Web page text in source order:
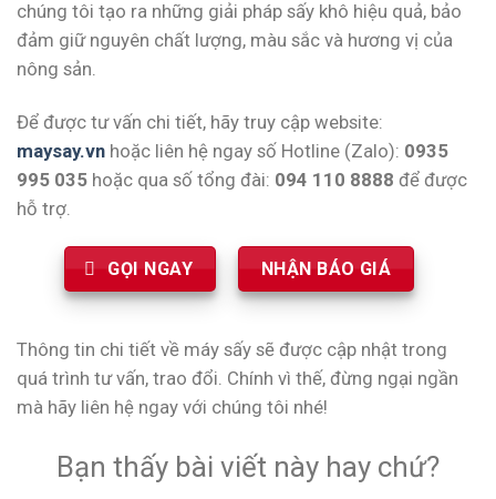
chúng tôi tạo ra những giải pháp sấy khô hiệu quả, bảo
đảm giữ nguyên chất lượng, màu sắc và hương vị của
nông sản.
Để được tư vấn chi tiết, hãy truy cập website:
maysay.vn hoặc liên hệ ngay số Hotline (Zalo): 0935
995 035 hoặc qua số tổng đài: 094 110 8888 để được
hỗ trợ.
GỌI NGAY NHẬN BÁO GIÁ
Thông tin chi tiết về máy sấy sẽ được cập nhật trong
quá trình tư vấn, trao đổi. Chính vì thế, đừng ngại ngần
mà hãy liên hệ ngay với chúng tôi nhé!
Bạn thấy bài viết này hay chứ?